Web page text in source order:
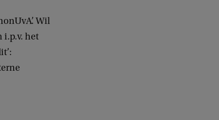
Wil
i.p.v. het